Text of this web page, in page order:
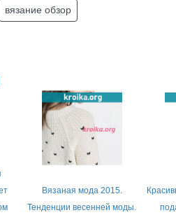
вязание обзор
Вязаная мода 2015.
Тенденции весенней моды.